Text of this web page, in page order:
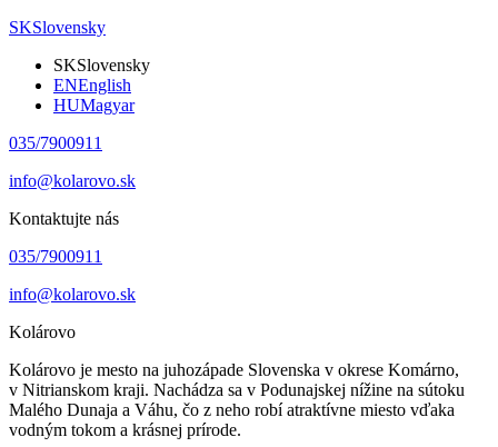
SKSlovensky
SKSlovensky
ENEnglish
HUMagyar
035/7900911
info@kolarovo.sk
Kontaktujte nás
035/7900911
info@kolarovo.sk
Kolárovo
Kolárovo je mesto na juhozápade Slovenska v okrese Komárno,
v Nitrianskom kraji. Nachádza sa v Podunajskej nížine na sútoku
Malého Dunaja a Váhu, čo z neho robí atraktívne miesto vďaka
vodným tokom a krásnej prírode.